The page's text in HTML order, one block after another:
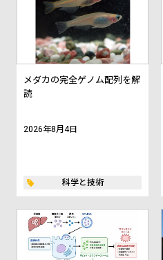
メダカの完全ゲノム配列を解
読
2026年8月4日
科学と技術